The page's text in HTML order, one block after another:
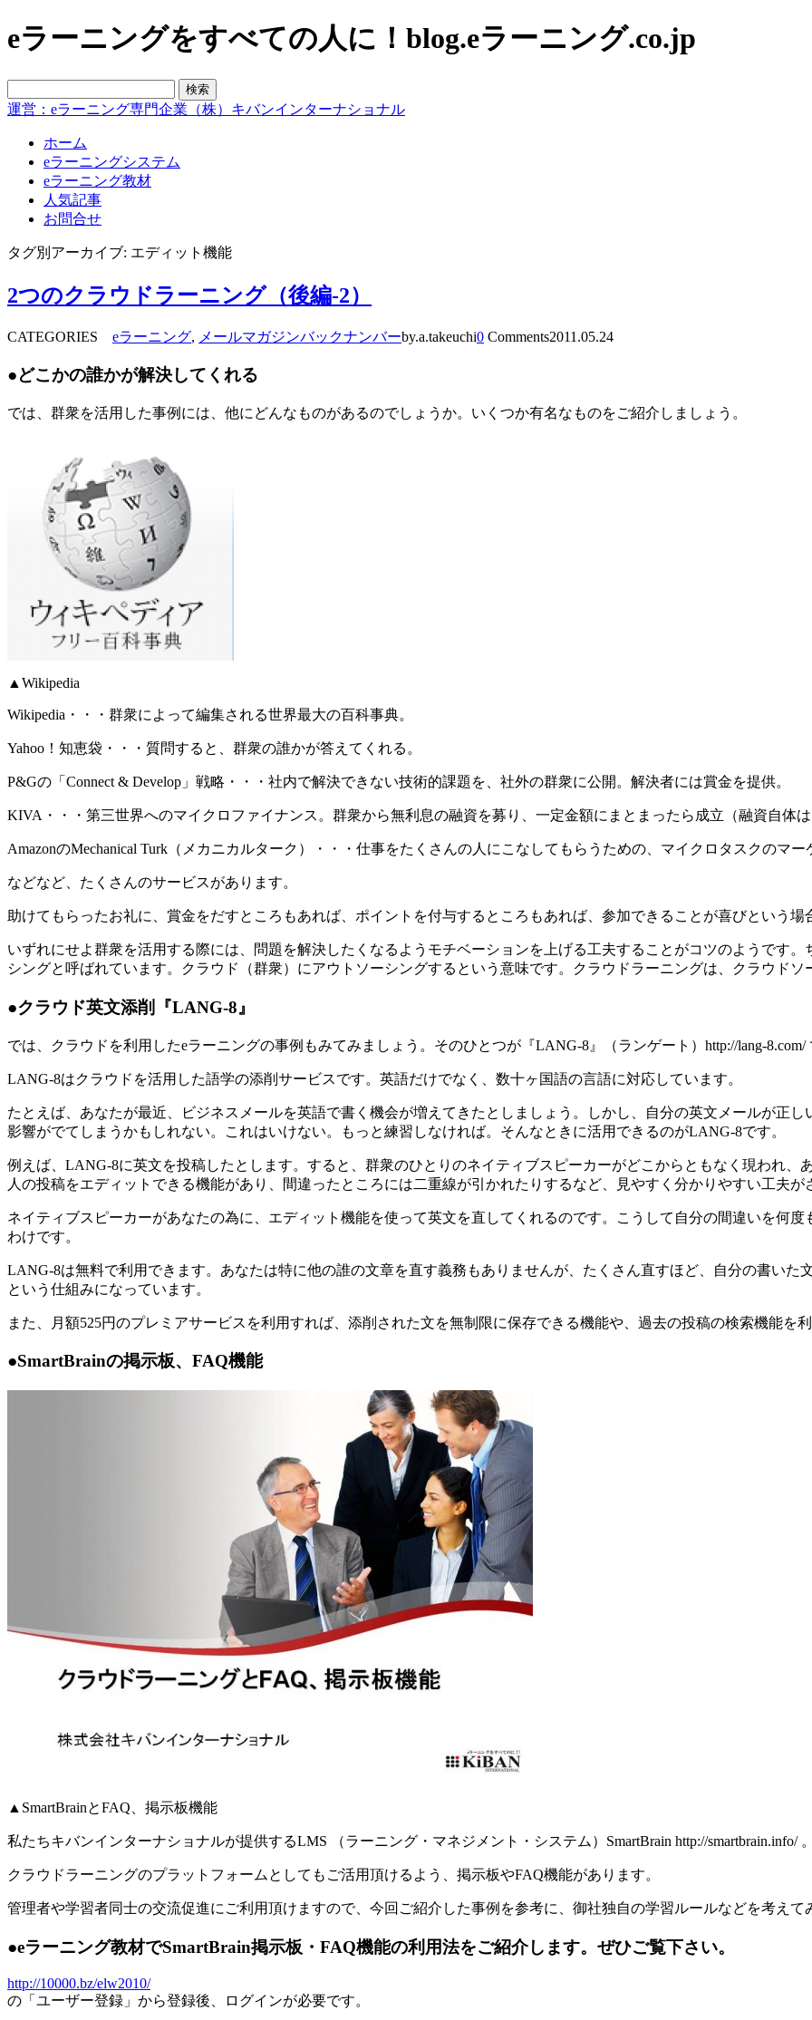
eラーニングをすべての人に！blog.eラーニング.co.jp
運営：eラーニング専門企業（株）キバンインターナショナル
ホーム
eラーニングシステム
eラーニング教材
人気記事
お問合せ
タグ別アーカイブ: エディット機能
2つのクラウドラーニング（後編-2）
CATEGORIES eラーニング, メールマガジンバックナンバーby.a.takeuchi0 Comments2011.05.24
●どこかの誰かが解決してくれる
では、群衆を活用した事例には、他にどんなものがあるのでしょうか。いくつか有名なものをご紹介しましょう。
▲Wikipedia
Wikipedia・・・群衆によって編集される世界最大の百科事典。
Yahoo！知恵袋・・・質問すると、群衆の誰かが答えてくれる。
P&Gの「Connect & Develop」戦略・・・社内で解決できない技術的課題を、社外の群衆に公開。解決者には賞金を提供。
KIVA・・・第三世界へのマイクロファイナンス。群衆から無利息の融資を募り、一定金額にまとまったら成立（融資自体
AmazonのMechanical Turk（メカニカルターク）・・・仕事をたくさんの人にこなしてもらうための、マイクロタスクのマー
などなど、たくさんのサービスがあります。
助けてもらったお礼に、賞金をだすところもあれば、ポイントを付与するところもあれば、参加できることが喜びという場
いずれにせよ群衆を活用する際には、問題を解決したくなるようモチベーションを上げる工夫することがコツのようです
シングと呼ばれています。クラウド（群衆）にアウトソーシングするという意味です。クラウドラーニングは、クラウドソ
●クラウド英文添削『LANG-8』
では、クラウドを利用したeラーニングの事例もみてみましょう。そのひとつが『LANG-8』（ランゲート）http://lang-8.com/
LANG-8はクラウドを活用した語学の添削サービスです。英語だけでなく、数十ヶ国語の言語に対応しています。
たとえば、あなたが最近、ビジネスメールを英語で書く機会が増えてきたとしましょう。しかし、自分の英文メールが正
影響がでてしまうかもしれない。これはいけない。もっと練習しなければ。そんなときに活用できるのがLANG-8です。
例えば、LANG-8に英文を投稿したとします。すると、群衆のひとりのネイティブスピーカーがどこからともなく現われ
人の投稿をエディットできる機能があり、間違ったところには二重線が引かれたりするなど、見やすく分かりやすい工夫が
ネイティブスピーカーがあなたの為に、エディット機能を使って英文を直してくれるのです。こうして自分の間違いを何
わけです。
LANG-8は無料で利用できます。あなたは特に他の誰の文章を直す義務もありませんが、たくさん直すほど、自分の書いた
という仕組みになっています。
また、月額525円のプレミアサービスを利用すれば、添削された文を無制限に保存できる機能や、過去の投稿の検索機能を
●SmartBrainの掲示板、FAQ機能
▲SmartBrainとFAQ、掲示板機能
私たちキバンインターナショナルが提供するLMS （ラーニング・マネジメント・システム）SmartBrain http://smartbrain.info/ 。
クラウドラーニングのプラットフォームとしてもご活用頂けるよう、掲示板やFAQ機能があります。
管理者や学習者同士の交流促進にご利用頂けますので、今回ご紹介した事例を参考に、御社独自の学習ルールなどを考えて
●eラーニング教材でSmartBrain掲示板・FAQ機能の利用法をご紹介します。ぜひご覧下さい。
http://10000.bz/elw2010/
の「ユーザー登録」から登録後、ログインが必要です。